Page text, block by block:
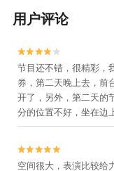
用户评论


节目还不错，很精彩，
券，第二天晚上去，前
开了，另外，第二天的
分的位置不好，坐在边


空间很大，表演比较给